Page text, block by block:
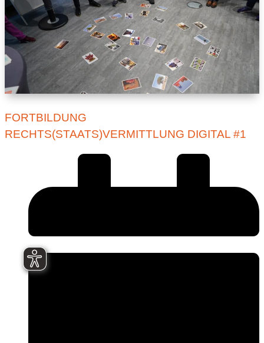
FORTBILDUNG
RECHTS(STAATS)VERMITTLUNG DIGITAL #1